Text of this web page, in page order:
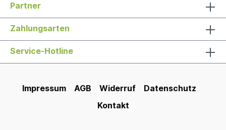
Partner
Zahlungsarten
Service-Hotline
Impressum AGB Widerruf
Datenschutz
Kontakt